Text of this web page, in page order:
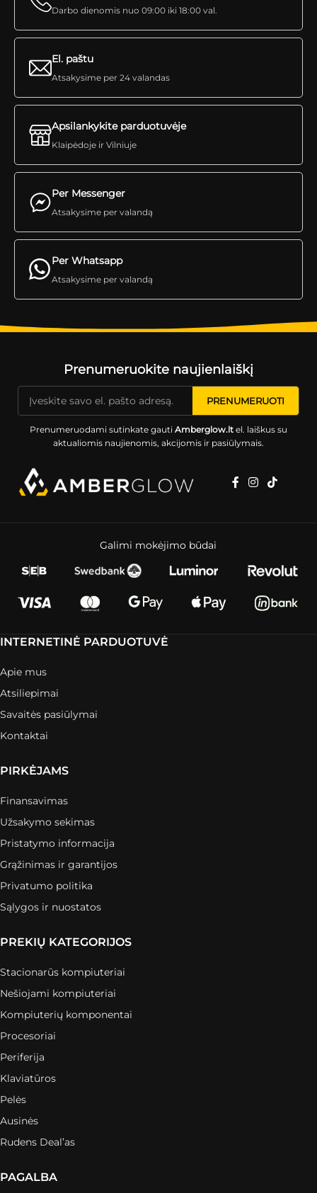
Darbo dienomis nuo 09:00 iki 18:00 val.
Per Messenger
Atsakysime per valandą
El. paštu
Atsakysime per 24 valandas
Apsilankykite parduotuvėje
Klaipėdoje ir Vilniuje
Per Whatsapp
Atsakysime per valandą
Prenumeruokite naujienlaiškį
Prenumeruodami sutinkate gauti Amberglow.ltel. laiškus su
aktualiomis naujienomis, akcijomis ir pasiūlymais.
Galimi mokėjimo būdai
INTERNETINĖ PARDUOTUVĖ
Apie mus
Atsiliepimai
Savaitės pasiūlymai
Kontaktai
PIRKĖJAMS
Finansavimas
Užsakymo sekimas
Pristatymo informacija
Grąžinimas ir garantijos
Privatumo politika
Sąlygos ir nuostatos
PREKIŲ KATEGORIJOS
Stacionarūs kompiuteriai
Nešiojami kompiuteriai
Kompiuterių komponentai
Procesoriai
Periferija
Klaviatūros
Pelės
Ausinės
Rudens Deal’as
PAGALBA